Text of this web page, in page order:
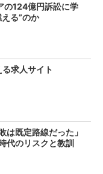
の124億円訴訟に学
る”のか
求人サイト
は既定路線だった」
代のリスクと教訓